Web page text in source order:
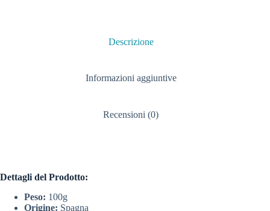
Descrizione
Informazioni aggiuntive
Recensioni (0)
Dettagli del Prodotto:
Peso: 100g
Origine: Spagna